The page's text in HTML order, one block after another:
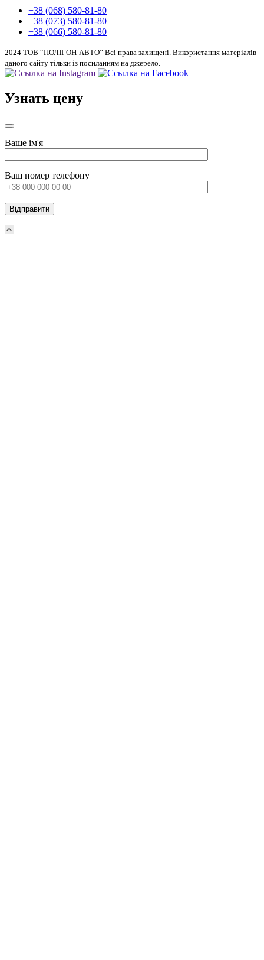
+38 (068) 580-81-80
+38 (073) 580-81-80
+38 (066) 580-81-80
2024 ТОВ “ПОЛІГОН-АВТО” Всі права захищені. Використання матеріалів
даного сайту тільки із посиланням на джерело.
Узнать цену
Ваше ім'я
Ваш номер телефону